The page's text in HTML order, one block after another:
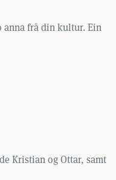
anna frå din kultur. Ein
Kristian og Ottar, samt